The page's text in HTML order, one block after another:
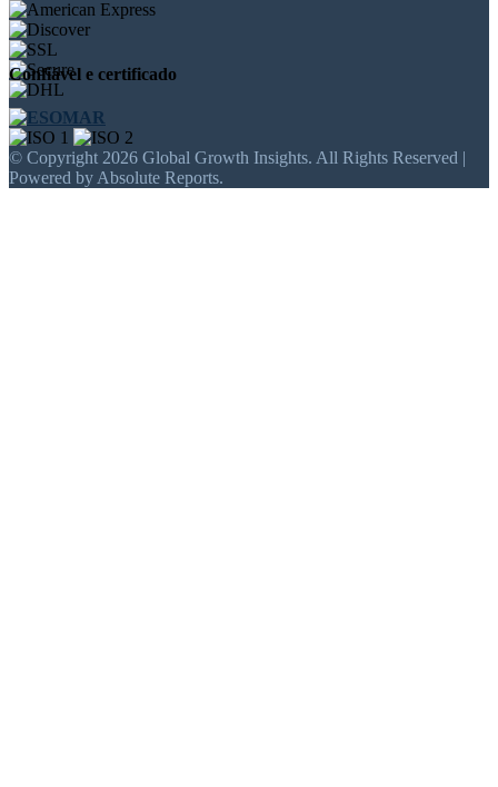
Confiável e certificado
© Copyright 2026 Global Growth Insights. All Rights Reserved |
Powered by Absolute Reports.